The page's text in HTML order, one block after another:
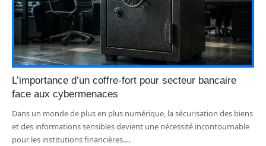
L’importance d’un coffre-fort pour secteur bancaire
face aux cybermenaces
Dans un monde de plus en plus numérique, la sécurisation des biens
et des informations sensibles devient une nécessité incontournable
pour les institutions financières.…